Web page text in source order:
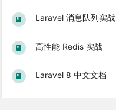
Laravel 消息队列实战
高性能 Redis 实战
Laravel 8 中文文档